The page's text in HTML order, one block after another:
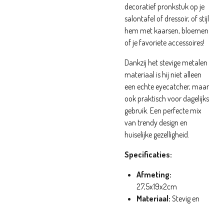
decoratief pronkstuk op je
salontafel of dressoir, of stijl
hem met kaarsen, bloemen
of je favoriete accessoires!
Dankzij het stevige metalen
materiaal is hij niet alleen
een echte eyecatcher, maar
ook praktisch voor dagelijks
gebruik. Een perfecte mix
van trendy design en
huiselijke gezelligheid.
Specificaties:
Afmeting:
27,5x19x2cm
Materiaal: Stevig en